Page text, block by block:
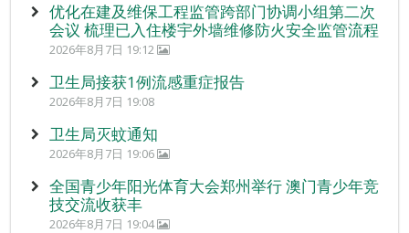
优化在建及维保工程监管跨部门协调小组第二次
会议 梳理已入住楼宇外墙维修防火安全监管流程
2026年8月7日 19:12
卫生局接获1例流感重症报告
2026年8月7日 19:08
卫生局灭蚊通知
2026年8月7日 19:06
全国青少年阳光体育大会郑州举行 澳门青少年竞
技交流收获丰
2026年8月7日 19:04